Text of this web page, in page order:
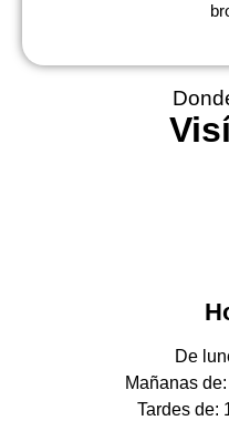
De
Mañanas
Tardes de: